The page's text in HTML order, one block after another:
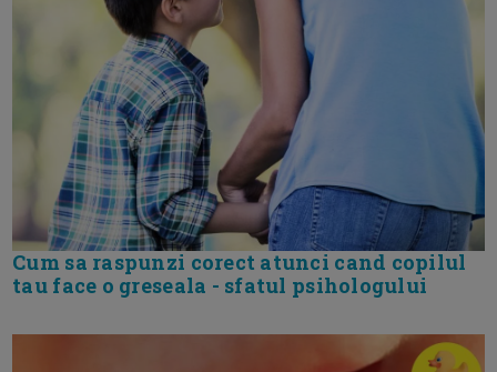
Cum sa raspunzi corect atunci cand copilul
tau face o greseala - sfatul psihologului